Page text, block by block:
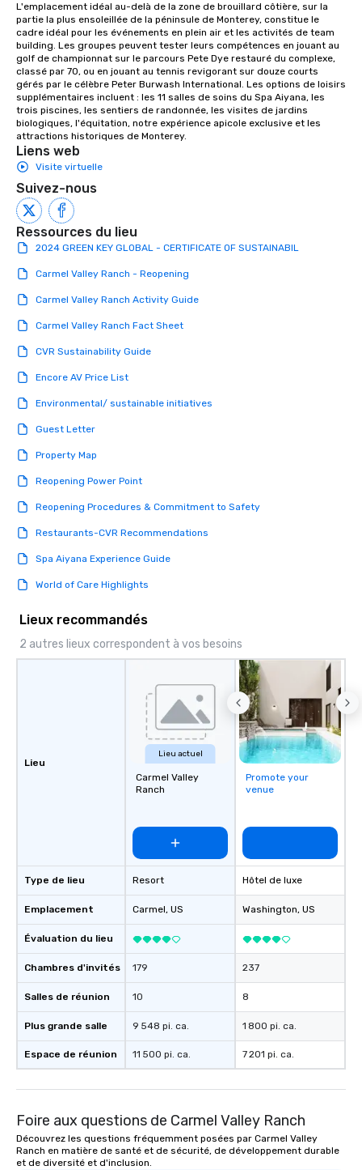
L'emplacement idéal au-delà de la zone de brouillard côtière, sur la
partie la plus ensoleillée de la péninsule de Monterey, constitue le
cadre idéal pour les événements en plein air et les activités de team
building. Les groupes peuvent tester leurs compétences en jouant au
golf de championnat sur le parcours Pete Dye restauré du complexe,
classé par 70, ou en jouant au tennis revigorant sur douze courts
gérés par le célèbre Peter Burwash International. Les options de loisirs
supplémentaires incluent : les 11 salles de soins du Spa Aiyana, les
trois piscines, les sentiers de randonnée, les visites de jardins
biologiques, l'équitation, notre expérience apicole exclusive et les
attractions historiques de Monterey.
Liens web
Visite virtuelle
Suivez-nous
Ressources du lieu
2024 GREEN KEY GLOBAL - CERTIFICATE OF SUSTAINABIL
Carmel Valley Ranch - Reopening
Carmel Valley Ranch Activity Guide
Carmel Valley Ranch Fact Sheet
CVR Sustainability Guide
Encore AV Price List
Environmental/ sustainable initiatives
Guest Letter
Property Map
Reopening Power Point
Reopening Procedures & Commitment to Safety
Restaurants-CVR Recommendations
Spa Aiyana Experience Guide
World of Care Highlights
Lieux recommandés
2 autres lieux correspondent à vos besoins
Lieu
Type de lieu
Emplacement
Évaluation du lieu
Chambres d'invités
Salles de réunion
Plus grande salle
Espace de réunion
Lieu actuel
Carmel Valley
Ranch
Resort
Carmel, US
179
10
9 548 pi. ca.
11 500 pi. ca.
Promote your
venue
Hôtel de luxe
Washington, US
237
8
1 800 pi. ca.
7 201 pi. ca.
Foire aux questions de Carmel Valley Ranch
Découvrez les questions fréquemment posées par Carmel Valley
Ranch en matière de santé et de sécurité, de développement durable
et de diversité et d'inclusion.